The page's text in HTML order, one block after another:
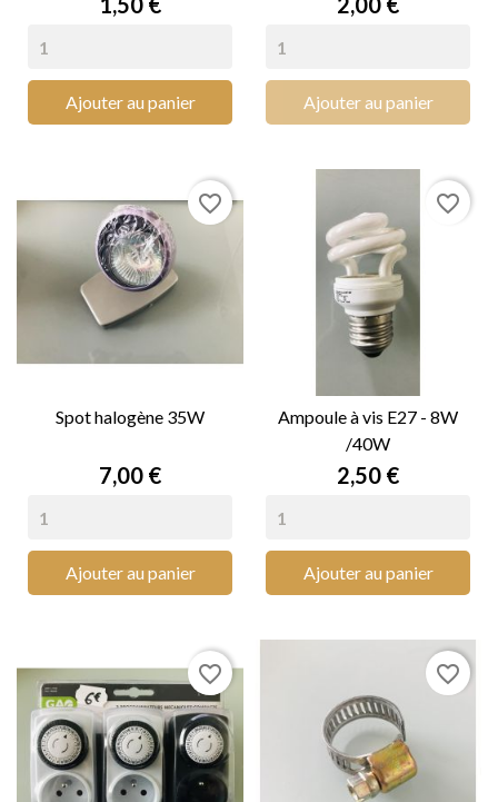
Ajouter au panier Ajouter au panier
Spot halogène 35W
Prix
7,00 €
Ajouter au panier
favorite_border
Ampoule à vis E27 - 8W
/40W
Prix
2,50 €
Ajouter au panier
favorite_border
favorite_border favorite_border